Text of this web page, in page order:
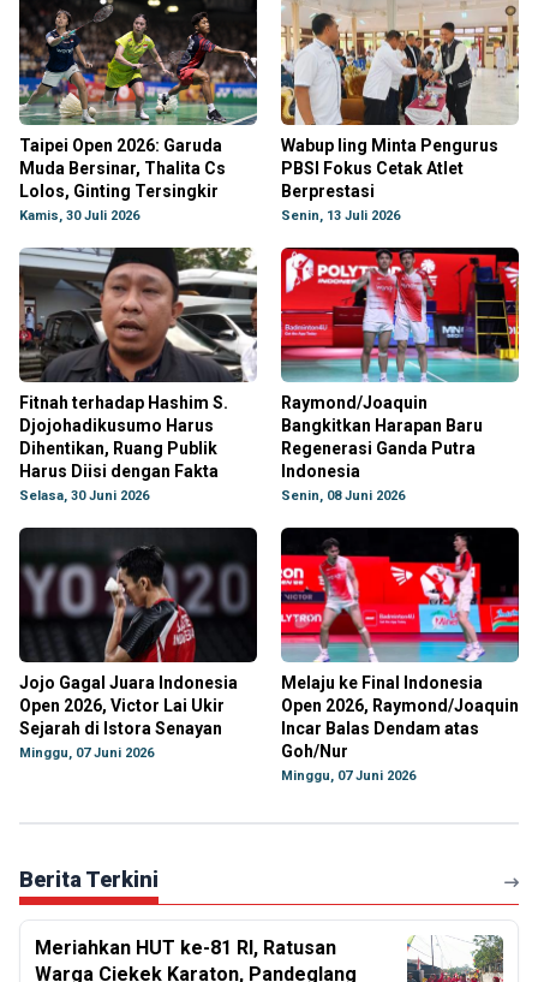
Taipei Open 2026: Garuda
Muda Bersinar, Thalita Cs
Lolos, Ginting Tersingkir
Kamis, 30 Juli 2026
Wabup Iing Minta Pengurus
PBSI Fokus Cetak Atlet
Berprestasi
Senin, 13 Juli 2026
Fitnah terhadap Hashim S.
Djojohadikusumo Harus
Dihentikan, Ruang Publik
Harus Diisi dengan Fakta
Selasa, 30 Juni 2026
Raymond/Joaquin
Bangkitkan Harapan Baru
Regenerasi Ganda Putra
Indonesia
Senin, 08 Juni 2026
Jojo Gagal Juara Indonesia
Open 2026, Victor Lai Ukir
Sejarah di Istora Senayan
Minggu, 07 Juni 2026
Melaju ke Final Indonesia
Open 2026, Raymond/Joaquin
Incar Balas Dendam atas
Goh/Nur
Minggu, 07 Juni 2026
Berita Terkini
Meriahkan HUT ke-81 RI, Ratusan
Warga Ciekek Karaton, Pandeglang